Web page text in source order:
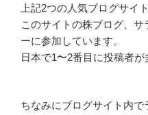
上記2つの人気ブログサイ
このサイトの株ブログ、サ
ーに参加しています。
日本で1〜2番目に投稿者が
ちなみにブログサイト内